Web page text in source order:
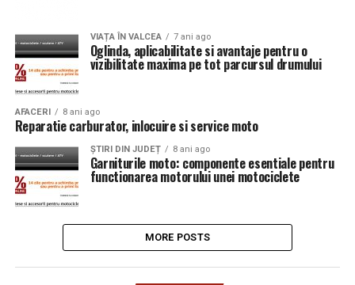
VIAȚA ÎN VALCEA 7 ani ago
Oglinda, aplicabilitate si avantaje pentru o
vizibilitate maxima pe tot parcursul drumului
AFACERI 8 ani ago
Reparatie carburator, inlocuire si service moto
ȘTIRI DIN JUDEȚ 8 ani ago
Garniturile moto: componente esentiale pentru
functionarea motorului unei motociclete
MORE POSTS